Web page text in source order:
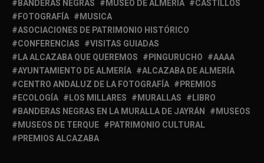
BANDERAS NEGRAS
MUSEO DE ALMERIA
CASTILLOS
FOTOGRAFÍA
MUSICA
ASOCIACIONES DE PATRIMONIO HISTÓRICO
CONFERENCIAS
VISITAS GUIADAS
LA ALCAZABA QUE QUEREMOS
PINGURUCHO
AAAA
AYUNTAMIENTO DE ALMERÍA
ALCAZABA DE ALMERÍA
CENTRO ANDALUZ DE LA FOTOGRAFÍA
PREMIOS
ECOLOGÍA
LOS MILLARES MURALLAS
LIBRO
BANDERAS NEGRAS EN LA MURALLA DE JAYRÁN
MUSEOS
MUSEOS DE TERQUE
PATRIMONIO CULTURAL
PREMIOS ALCAZABA